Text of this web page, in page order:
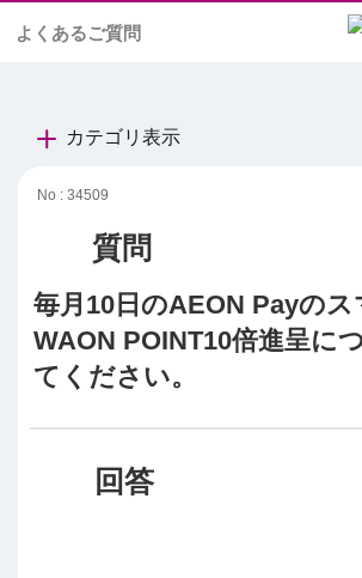
よくあるご質問
カテゴリ表示
No : 34509
毎月10日のAEON Payの
WAON POINT10倍進呈に
てください。